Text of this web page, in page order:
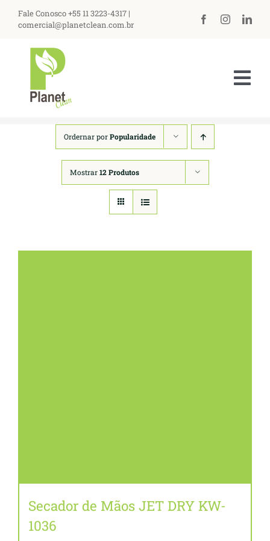
para
conteúdo
Fale Conosco +55 11 3223-4317 |
comercial@planetclean.com.br
HOME
NOSSA EMPRESA
PRODUTOS
ASSISTÊNCIA TÉCNICA
Ordernar porPopularidade
Mostrar12 Produtos
Secador de Mãos JET DRY KW-
1036